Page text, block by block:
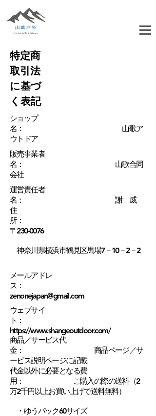
特定商
取引法
に基づ
く表記
​ショップ
名： 山歌ア
ウトドア
​販売事業者
名： 山歌合同
会社
運営​責任者
名： 謝 威
住
所：
〒230-0076
神奈川県横浜市鶴見区馬場7－10－2－2
メールアドレ
ス：
zenonejapan@gmail.com
ウェブサイ
ト：
https://www.shangeoutdoor.com/
商品／サービス代
金： 商品ページ／サ
ービス説明ページに記載
代金以外に必要となる費
用： ご購入の際の送料（2
万2千円以上お買い上げで送料無料）
・ゆうパック60サイズ